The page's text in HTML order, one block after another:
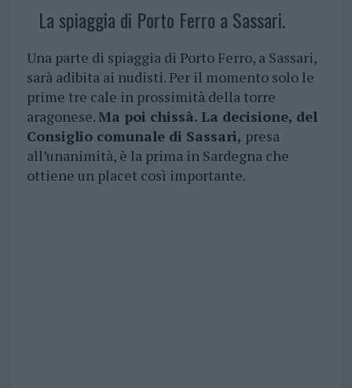
La spiaggia di Porto Ferro a Sassari.
Una parte di spiaggia di Porto Ferro, a Sassari,
sarà adibita ai nudisti. Per il momento solo le
prime tre cale in prossimità della torre
aragonese.Ma poi chissà. La decisione, del
Consiglio comunale di Sassari, presa
all’unanimità, è la prima in Sardegna che
ottiene un placet così importante.